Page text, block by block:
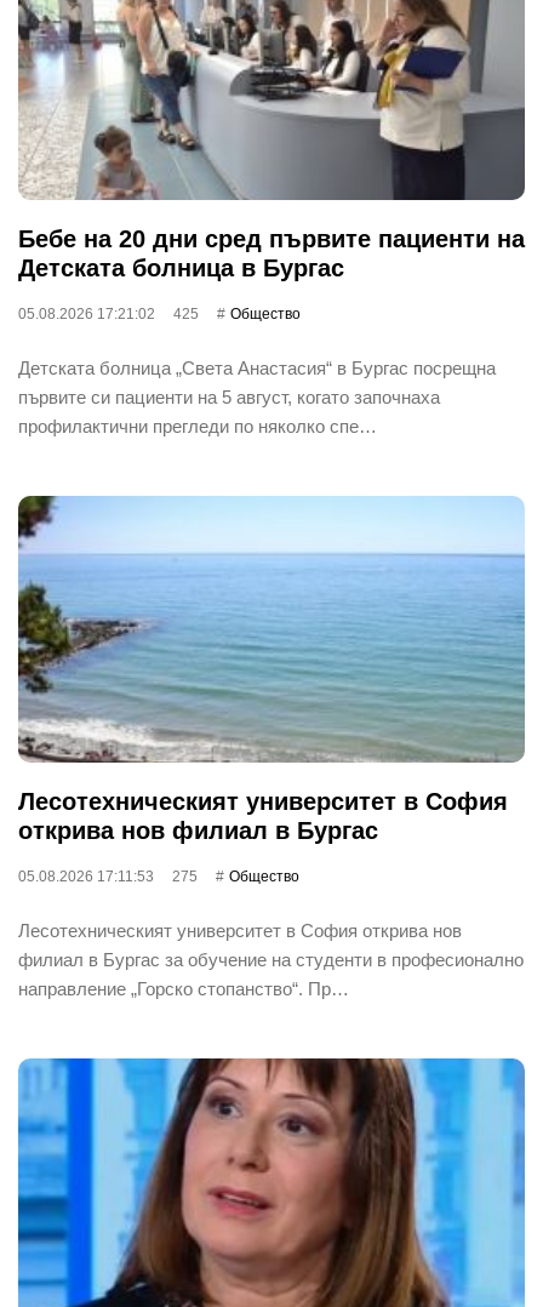
Бебе на 20 дни сред първите пациенти на
Детската болница в Бургас
05.08.2026 17:21:02 425 Общество
Детската болница „Света Анастасия“ в Бургас посрещна
първите си пациенти на 5 август, когато започнаха
профилактични прегледи по няколко спе…
Лесотехническият университет в София
открива нов филиал в Бургас
05.08.2026 17:11:53 275 Общество
Лесотехническият университет в София открива нов
филиал в Бургас за обучение на студенти в професионално
направление „Горско стопанство“. Пр…